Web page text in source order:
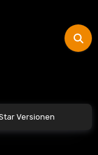
Versionen